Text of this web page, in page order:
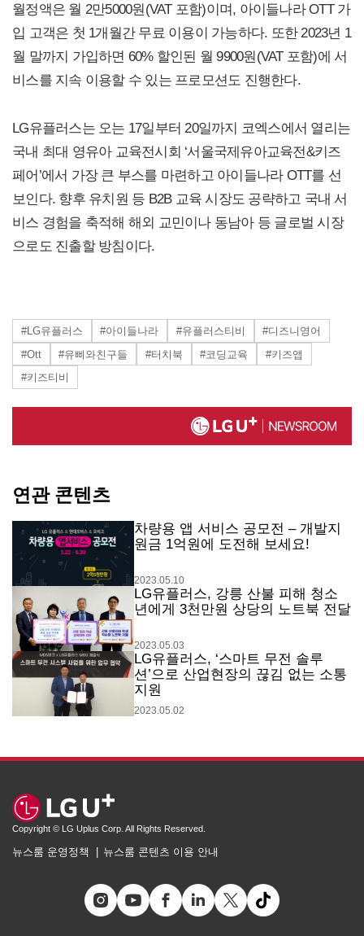
월정액은 월 2만5000원(VAT 포함)이며, 아이들나라 OTT 가
입 고객은 첫 1개월간 무료 이용이 가능하다. 또한 2023년 1
월 말까지 가입하면 60% 할인된 월 9900원(VAT 포함)에 서
비스를 지속 이용할 수 있는 프로모션도 진행한다.
LG유플러스는 오는 17일부터 20일까지 코엑스에서 열리는
국내 최대 영유아 교육전시회 ‘서울국제유아교육전&키즈
페어’에서 가장 큰 부스를 마련하고 아이들나라 OTT를 선
보인다. 향후 유치원 등 B2B 교육 시장도 공략하고 국내 서
비스 경험을 축적해 해외 교민이나 동남아 등 글로벌 시장
으로도 진출할 방침이다.
#LG유플러스 #아이들나라 #유플러스티비
#디즈니영어
#Ott
#유삐와친구들 #터치북 #코딩교육
#키즈앱
#키즈티비
연관 콘텐츠
차량용 앱 서비스 공모전 – 개발지
원금 1억원에 도전해 보세요!
2023.05.10
LG유플러스, 강릉 산불 피해 청소
년에게 3천만원 상당의 노트북 전달
2023.05.03
LG유플러스, ‘스마트 무전 솔루
션’으로 산업현장의 끊김 없는 소통
지원
2023.05.02
Copyright © LG Uplus Corp. All Rights Reserved.
뉴스룸 운영정책 뉴스룸 콘텐츠 이용 안내